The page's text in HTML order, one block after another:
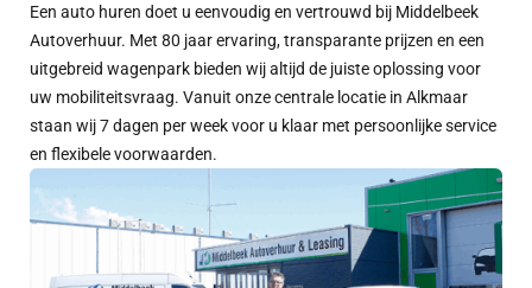
Een auto huren doet u eenvoudig en vertrouwd bij Middelbeek
Autoverhuur. Met 80 jaar ervaring, transparante prijzen en een
uitgebreid wagenpark bieden wij altijd de juiste oplossing voor
uw mobiliteitsvraag. Vanuit onze centrale locatie in Alkmaar
staan wij 7 dagen per week voor u klaar met persoonlijke service
en flexibele voorwaarden.